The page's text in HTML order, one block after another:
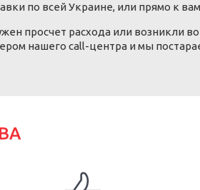
по всей Украине, или прямо к
просчет расхода или возникли
нашего call-центра и мы